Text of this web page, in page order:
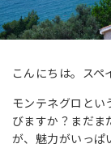
こんにちは。スペ
モンテネグロとい
びますか？まだま
が、魅力がいっぱ